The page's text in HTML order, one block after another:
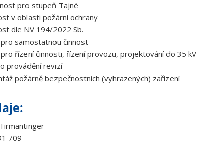
pro stupeň Tajné
v oblasti požární ochrany
dle NV 194/2022 Sb.
samostatnou činnost
řízení činnosti, řízení provozu, projektování do 35 kV
provádění revizí
požárně bezpečnostních (vyhrazených) zařízení
709